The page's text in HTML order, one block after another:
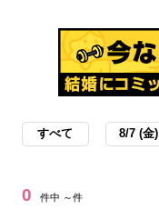
すべて 8/7 (金)
0 件中 ～件